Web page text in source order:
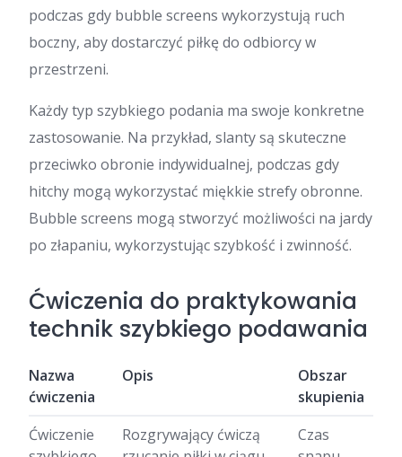
podczas gdy bubble screens wykorzystują ruch
boczny, aby dostarczyć piłkę do odbiorcy w
przestrzeni.
Każdy typ szybkiego podania ma swoje konkretne
zastosowanie. Na przykład, slanty są skuteczne
przeciwko obronie indywidualnej, podczas gdy
hitchy mogą wykorzystać miękkie strefy obronne.
Bubble screens mogą stworzyć możliwości na jardy
po złapaniu, wykorzystując szybkość i zwinność.
Ćwiczenia do praktykowania
technik szybkiego podawania
Nazwa
ćwiczenia
Opis
Obszar
skupienia
Ćwiczenie
Rozgrywający ćwiczą
Czas